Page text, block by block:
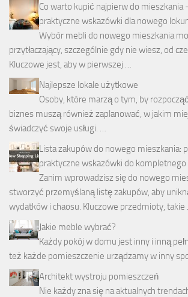
Co warto kupić najpierw do
praktyczne wskazówki dla nowego
Wybór mebli do nowego mieszkania
przytłaczający, szczególnie gdy nie wiesz, od
Kluczowe jest, aby w pierwszej …
Najlepsze lokale użytkowe
Osoby, które marzą o tym, by
biznes muszą również zaplanować, w jakim
świadczyć swoje usługi. …
Lista zakupów do nowego mieszkania:
praktyczne wskazówki do
Zanim wprowadzisz się do nowego
stworzyć przemyślaną listę zakupów, aby
wydatków i chaosu. Kluczowe przedmioty, takie
Jakie meble wybrać?
Każdy pokój w domu jest inny i inną
też każde pomieszczenie urządzamy w inny
Architekt wystroju pomieszczeń
Nie każdy zna się na aktualnych